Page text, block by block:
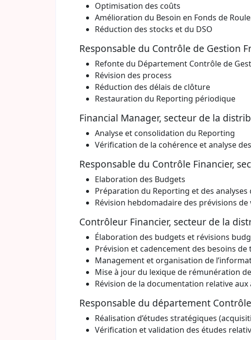
Optimisation des coûts
Amélioration du Besoin en Fonds de
Réduction des stocks et du DSO
Responsable du Contrôle de Gestion
Refonte du Département Contrôle de
Révision des process
Réduction des délais de clôture
Restauration du Reporting périodique
Financial Manager, secteur de la
Analyse et consolidation du Reporting
Vérification de la cohérence et analyse
Responsable du Contrôle Financier,
Elaboration des Budgets
Préparation du Reporting et des analyses
Révision hebdomadaire des prévisions
Contrôleur Financier, secteur de la
Élaboration des budgets et révisions
Prévision et cadencement des besoins
Management et organisation de
Mise à jour du lexique de rémunération
Révision de la documentation relative
Responsable du département
Réalisation d’études stratégiques
Vérification et validation des études